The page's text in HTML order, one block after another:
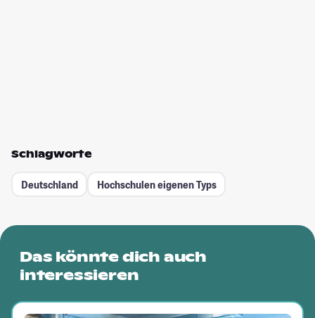
Schlagworte
Deutschland Hochschulen eigenen Typs
Das könnte dich auch
interessieren